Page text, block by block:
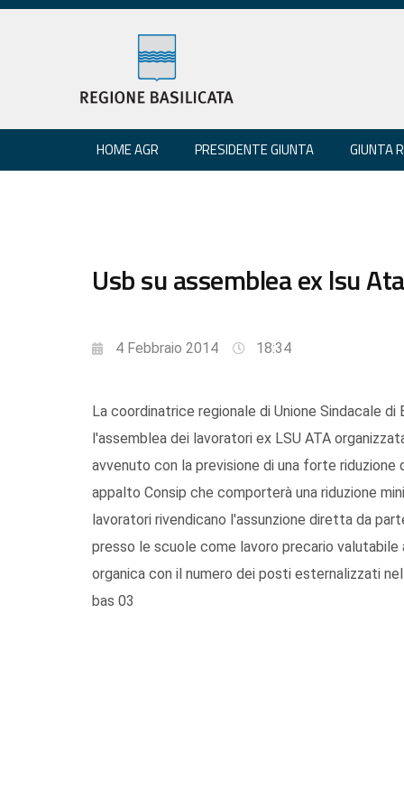
HOME AGR PRESIDENTE GIUNTA GIUNTA
Usb su assemblea ex lsu
4 Febbraio 2014 18:34
La coordinatrice regionale di Unione Sindacale
l'assemblea dei lavoratori ex LSU ATA
avvenuto con la previsione di una forte
appalto Consip che comporterà una riduzione
lavoratori rivendicano l'assunzione diretta da
presso le scuole come lavoro precario
organica con il numero dei posti esternalizzati nel
bas 03